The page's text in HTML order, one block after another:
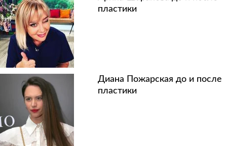
пластики
Диана Пожарская до и после
пластики